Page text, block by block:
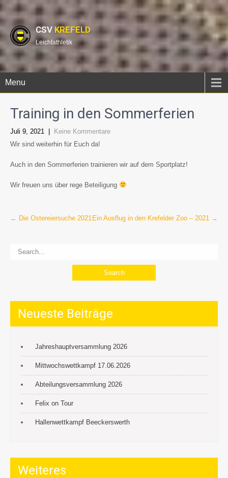
CSV KREFELD
Leichtathletik
Menu
Training in den Sommerferien
Juli 9, 2021
Keine Kommentare
Wir sind weiterhin für Euch da!
Auch in den Sommerferien trainieren wir auf dem Sportplatz!
Wir freuen uns über rege Beteiligung
Post
← Die Ostereiersuche 2021 Ein Ausflug in den Krefelder Zoo – 2021 →
Neueste Beiträge
Jahreshauptversammlung 2026
Mittwochswettkampf 17.06.2026
Abteilungsversammlung 2026
Felix on Tour
Hallenwettkampf Beeckerswerth
Weiteres